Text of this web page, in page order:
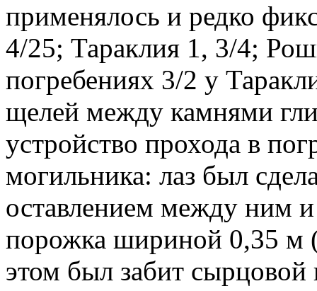
применялось и редко
4/25; Тараклия 1, 3/4;
погребениях 3/2 у
щелей между камнями
устройство прохода в
могильника: лаз был
оставлением между ним
порожка шириной 0,35 м
этом был забит